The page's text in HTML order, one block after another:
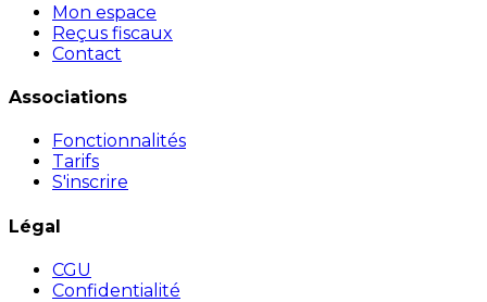
Mon espace
Reçus fiscaux
Contact
Associations
Fonctionnalités
Tarifs
S'inscrire
Légal
CGU
Confidentialité